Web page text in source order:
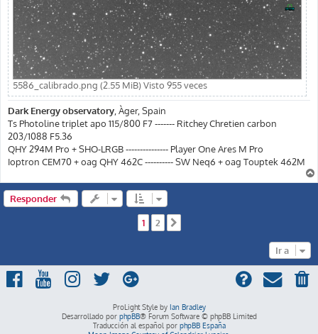
5586_calibrado.png (2.55 MiB) Visto 955 veces
Dark Energy observatory, Àger, Spain
Ts Photoline triplet apo 115/800 F7 ------- Ritchey Chretien carbon
203/1088 F5.36
QHY 294M Pro + SHO-LRGB --------------- Player One Ares M Pro
Ioptron CEM70 + oag QHY 462C ---------- SW Neq6 + oag Touptek 462M
Responder
1 2
Ir a
ProLight Style by Ian Bradley
Desarrollado por phpBB® Forum Software © phpBB Limited
Traducción al español por phpBB España